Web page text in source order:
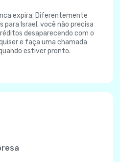
expira. Diferentemente
para Israel, você não precisa
desaparecendo com o
e faça uma chamada
estiver pronto.